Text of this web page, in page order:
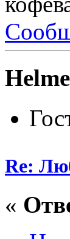
Re:
«